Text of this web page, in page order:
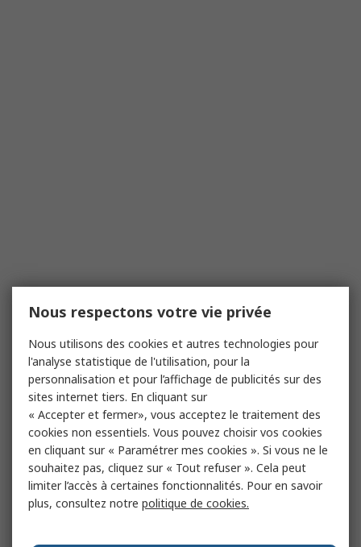
Nous respectons votre vie privée
Nous utilisons des cookies et autres technologies pour
l'analyse statistique de l'utilisation, pour la
personnalisation et pour l’affichage de publicités sur des
sites internet tiers. En cliquant sur
« Accepter et fermer», vous acceptez le traitement des
cookies non essentiels. Vous pouvez choisir vos cookies
en cliquant sur « Paramétrer mes cookies ». Si vous ne le
souhaitez pas, cliquez sur « Tout refuser ». Cela peut
limiter l’accès à certaines fonctionnalités. Pour en savoir
plus, consultez notre politique de cookies.